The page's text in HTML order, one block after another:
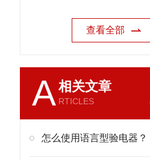
查看全部
A相关文章
RTICLES
怎么使用语言型验电器？